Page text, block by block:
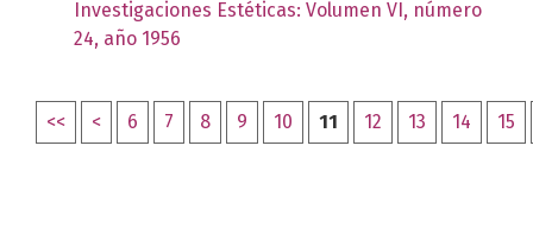
Investigaciones Estéticas: Volumen VI, número
24, año 1956
<< < 6 7 8 9 10 11 12 13 14 15